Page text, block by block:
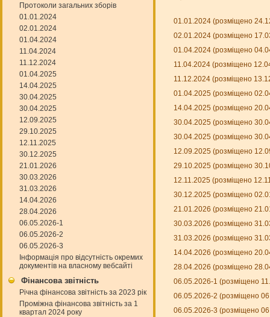
Протоколи загальних зборів
01.01.2024
02.01.2024
01.04.2024
11.04.2024
11.12.2024
01.04.2025
14.04.2025
30.04.2025
30.04.2025
12.09.2025
29.10.2025
12.11.2025
30.12.2025
21.01.2026
30.03.2026
31.03.2026
14.04.2026
28.04.2026
06.05.2026-1
06.05.2026-2
06.05.2026-3
Інформація про відсутність окремих
документів на власному вебсайті
Фінансова звітність
Річна фінансова звітність за 2023 рік
Проміжна фінансова звітність за 1
квартал 2024 року
01.01.2024 (розміщено
02.01.2024 (розміщено
01.04.2024 (розміщено
11.04.2024 (розміщено
11.12.2024 (розміщено
01.04.2025 (розміщено
14.04.2025 (розміщено
30.04.2025 (розміщено
30.04.2025 (розміщено
12.09.2025 (розміщено
29.10.2025 (розміщено
12.11.2025 (розміщено
30.12.2025 (розміщено
21.01.2026 (розміщено
30.03.2026 (розміщено
31.03.2026 (розміщено
14.04.2026 (розміщено
28.04.2026 (розміщено
06.05.2026-1 (розміщено
06.05.2026-2 (розміщено
06.05.2026-3 (розміщено